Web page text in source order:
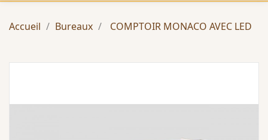
Accueil Bureaux COMPTOIR MONACO AVEC LED